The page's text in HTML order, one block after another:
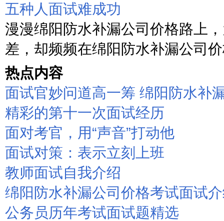
五种人面试难成功
漫漫绵阳防水补漏公司价格路上
差，却频频在绵阳防水补漏公司
热点内容
面试官妙问道高一筹 绵阳防水补
精彩的第十一次面试经历
面对考官，用“声音”打动他
面试对策：表示立刻上班
教师面试自我介绍
绵阳防水补漏公司价格考试面试
公务员历年考试面试题精选